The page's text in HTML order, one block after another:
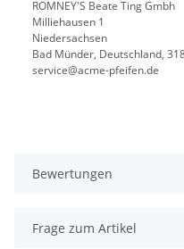
ROMNEY'S Beate Ting Gmbh
Milliehausen 1
Niedersachsen
Bad Münder, Deutschland,
service@acme-pfeifen.de
Bewertungen
Frage zum Artikel